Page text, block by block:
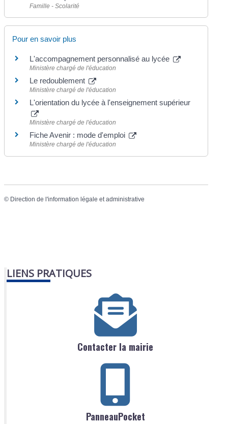
Famille - Scolarité
Pour en savoir plus
L'accompagnement personnalisé au lycée
Ministère chargé de l'éducation
Le redoublement
Ministère chargé de l'éducation
L'orientation du lycée à l'enseignement supérieur
Ministère chargé de l'éducation
Fiche Avenir : mode d'emploi
Ministère chargé de l'éducation
© Direction de l'information légale et administrative
LIENS PRATIQUES
Contacter la mairie
PanneauPocket